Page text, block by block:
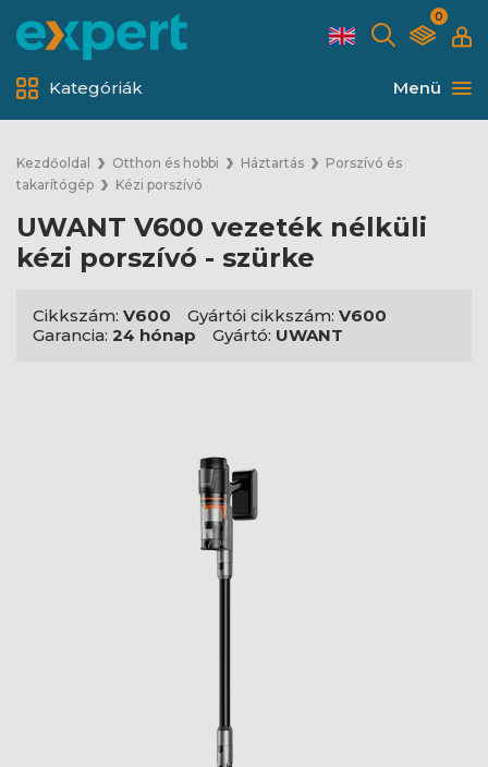
0
Menü
Kategóriák
Kezdőoldal Otthon és hobbi Háztartás
Porszívó és
takarítógép
Kézi porszívó
UWANT V600 vezeték nélküli
kézi porszívó - szürke
Cikkszám: V600 Gyártói cikkszám: V600
Garancia: 24 hónap Gyártó: UWANT